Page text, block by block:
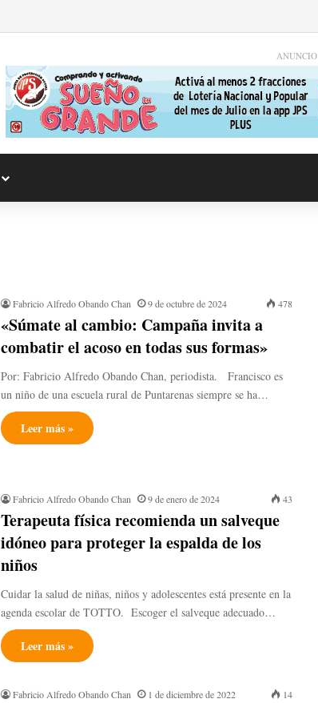
ANUNCIO
Fabricio Alfredo Obando Chan 9 de octubre de 2024 478
«Súmate al cambio: Campaña invita a
combatir el acoso en todas sus formas»
Por: Fabricio Alfredo Obando Chan, periodista. Francisco es
un niño de una escuela rural de Puntarenas siempre se ha…
Leer más »
Fabricio Alfredo Obando Chan 9 de enero de 2024 43
Terapeuta física recomienda un salveque
idóneo para proteger la espalda de los
niños
Cuidar la salud de niñas, niños y adolescentes está presente en la
agenda escolar de TOTTO. Escoger el salveque adecuado…
Leer más »
Fabricio Alfredo Obando Chan 1 de diciembre de 2022 14